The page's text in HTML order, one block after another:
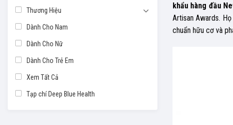
Thương Hiệu
Dành Cho Nam
Dành Cho Nữ
Dành Cho Trẻ Em
Xem Tất Cả
Tạp chí Deep Blue Health
khẩu hàng đầu
Artisan Awards.
chuẩn hữu cơ và